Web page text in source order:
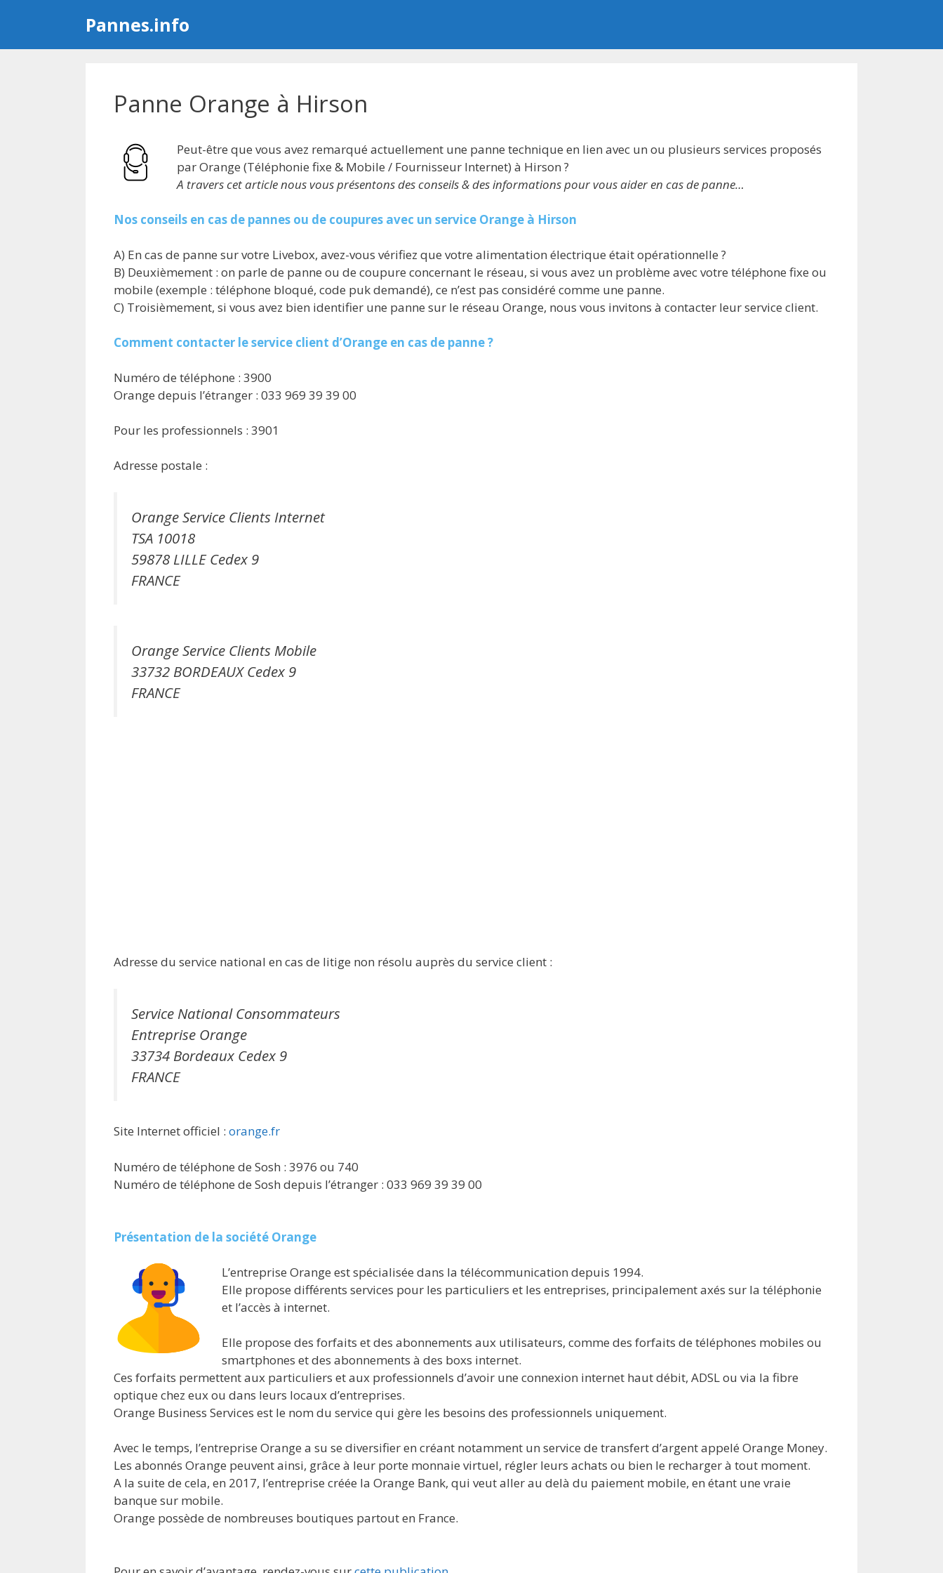
Pannes.info
Panne Orange à Hirson
Peut-être que vous avez remarqué actuellement une panne technique en lien avec un ou plusieurs services proposés
par Orange (Téléphonie fixe & Mobile / Fournisseur Internet) à Hirson ?
A travers cet article nous vous présentons des conseils & des informations pour vous aider en cas de panne…
Nos conseils en cas de pannes ou de coupures avec un service Orange à Hirson
A) En cas de panne sur votre Livebox, avez-vous vérifiez que votre alimentation électrique était opérationnelle ?
B) Deuxièmement : on parle de panne ou de coupure concernant le réseau, si vous avez un problème avec votre téléphone fixe ou
mobile (exemple : téléphone bloqué, code puk demandé), ce n’est pas considéré comme une panne.
C) Troisièmement, si vous avez bien identifier une panne sur le réseau Orange, nous vous invitons à contacter leur service client.
Comment contacter le service client d’Orange en cas de panne ?
Numéro de téléphone : 3900
Orange depuis l’étranger : 033 969 39 39 00
Pour les professionnels : 3901
Adresse postale :
Orange Service Clients Internet
TSA 10018
59878 LILLE Cedex 9
FRANCE
Orange Service Clients Mobile
33732 BORDEAUX Cedex 9
FRANCE
Adresse du service national en cas de litige non résolu auprès du service client :
Service National Consommateurs
Entreprise Orange
33734 Bordeaux Cedex 9
FRANCE
Site Internet officiel : orange.fr
Numéro de téléphone de Sosh : 3976 ou 740
Numéro de téléphone de Sosh depuis l’étranger : 033 969 39 39 00
Présentation de la société Orange
L’entreprise Orange est spécialisée dans la télécommunication depuis 1994.
Elle propose différents services pour les particuliers et les entreprises, principalement axés sur la téléphonie
et l’accès à internet.
Elle propose des forfaits et des abonnements aux utilisateurs, comme des forfaits de téléphones mobiles ou
smartphones et des abonnements à des boxs internet.
Ces forfaits permettent aux particuliers et aux professionnels d’avoir une connexion internet haut débit, ADSL ou via la fibre
optique chez eux ou dans leurs locaux d’entreprises.
Orange Business Services est le nom du service qui gère les besoins des professionnels uniquement.
Avec le temps, l’entreprise Orange a su se diversifier en créant notamment un service de transfert d’argent appelé Orange Money.
Les abonnés Orange peuvent ainsi, grâce à leur porte monnaie virtuel, régler leurs achats ou bien le recharger à tout moment.
A la suite de cela, en 2017, l’entreprise créée la Orange Bank, qui veut aller au delà du paiement mobile, en étant une vraie
banque sur mobile.
Orange possède de nombreuses boutiques partout en France.